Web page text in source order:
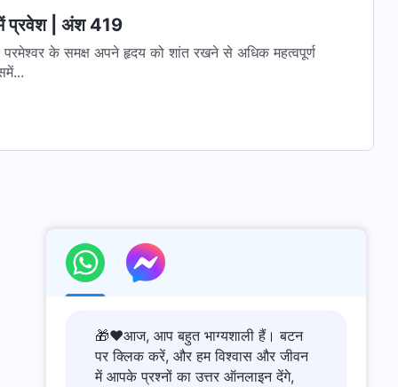
प्रवेश | अंश 419
के समक्ष अपने हृदय को शांत रखने से अधिक महत्वपूर्ण
🎁❤️आज, आप बहुत भाग्यशाली हैं। बटन
पर क्लिक करें, और हम विश्वास और जीवन
में आपके प्रश्नों का उत्तर ऑनलाइन देंगे,